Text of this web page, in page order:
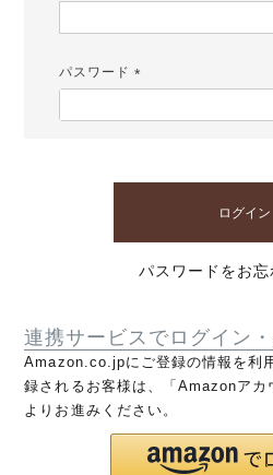
パスワード
ログイン
パスワードをお忘
連携サービスでログイン
Amazon.co.jpにご登録の情報を利
録されるお客様は、「Amazonアカ
よりお進みください。